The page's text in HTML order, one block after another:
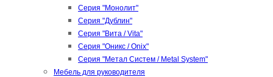
Серия "Монолит"
Серия "Дублин"
Серия "Вита / Vita"
Серия "Оникс / Onix"
Серия "Метал Систем / Metal System"
Мебель для руководителя